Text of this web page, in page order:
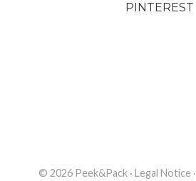
PINTEREST
© 2026 Peek&Pack · Legal Notice ·